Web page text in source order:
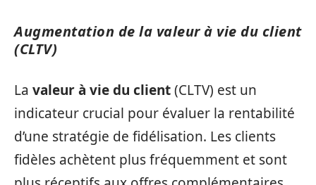
Augmentation de la valeur à vie du client
(CLTV)
La valeur à vie du client(CLTV) est un
indicateur crucial pour évaluer la rentabilité
d’une stratégie de fidélisation. Les clients
fidèles achètent plus fréquemment et sont